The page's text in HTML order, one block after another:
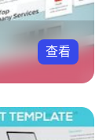
查看